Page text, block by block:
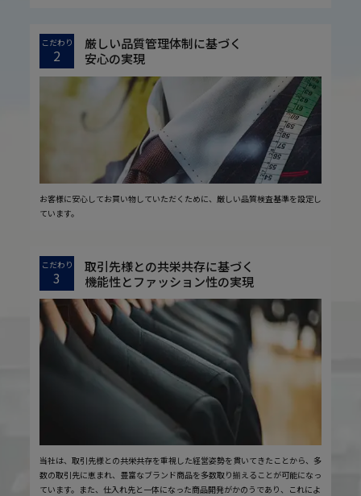
こだわり
2
厳しい品質管理体制に基づく
安心の実現
お客様に安心してお買い物していただくために、厳しい品質検査基準を設定し
ています。
こだわり
3
取引先様との共栄共存に基づく
機能性とファッション性の実現
当社は、取引先様との共栄共存を重視した経営姿勢を貫いてきたことから、多
数の取引先に恵まれ、豊富なブランド商品を多数取り揃えることが可能になっ
ています。また、仕入れ先と一体になった商品開発がかのうであり、これによ